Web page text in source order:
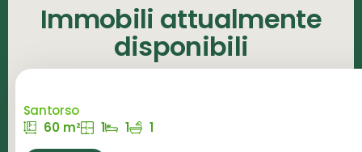
Immobili attualmente
disponibili
Santorso
60 m²
1 1 1